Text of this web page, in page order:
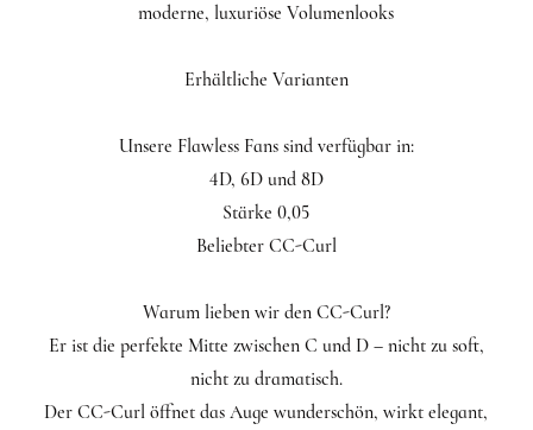
moderne, luxuriöse Volumenlooks
Erhältliche Varianten
Unsere Flawless Fans sind verfügbar in:
4D, 6D und 8D
Stärke 0,05
Beliebter CC-Curl
Warum lieben wir den CC-Curl?
Er ist die perfekte Mitte zwischen C und D – nicht zu soft,
nicht zu dramatisch.
Der CC-Curl öffnet das Auge wunderschön, wirkt elegant,